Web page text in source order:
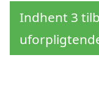
Indhent 3